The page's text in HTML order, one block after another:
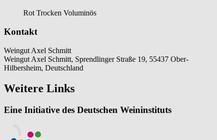
Rot Trocken Voluminös
Kontakt
Weingut Axel Schmitt
Weingut Axel Schmitt, Sprendlinger Straße 19, 55437 Ober-
Hilbersheim, Deutschland
Weitere Links
Eine Initiative des Deutschen Weininstituts